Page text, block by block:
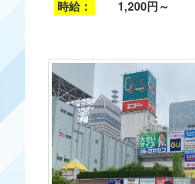
時給：
1,200円～